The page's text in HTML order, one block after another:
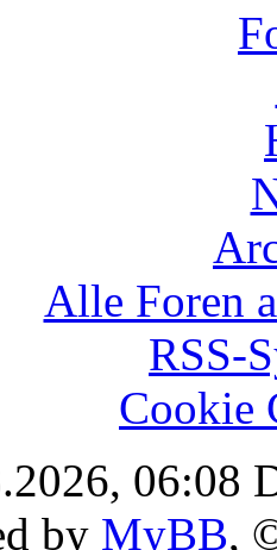
Alle Foren
RSS-
Cookie
06:08
by MyBB,